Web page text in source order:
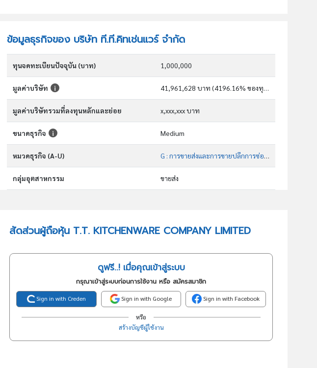
ข้อมูลธุรกิจของ บริษัท ที.ที.คิทเช่นแวร์ จำกัด
ทุนจดทะเบียนปัจจุบัน (บาท) 1,000,000
มูลค่าบริษัท 41,961,628 บาท (4196.16% ของทุน)
มูลค่าบริษัทรวมที่ลงทุนหลักและย่อย x,xxx,xxx บาท
ขนาดธุรกิจ Medium
หมวดธุรกิจ (A-U) G : การขายส่งและการขายปลีกการซ่อมยานยนต์และ จักรยานยนต์
กลุ่มอุตสาหกรรม ขายส่ง
สัดส่วนผู้ถือหุ้น T.T. KITCHENWARE COMPANY LIMITED
ดูฟรี..! เมื่อคุณเข้าสู่ระบบ
กรุณาเข้าสู่ระบบก่อนการใช้งาน หรือ สมัครสมาชิก
Sign in with Creden Sign in with Google Sign in with Facebook
หรือ
สร้างบัญชีผู้ใช้งาน